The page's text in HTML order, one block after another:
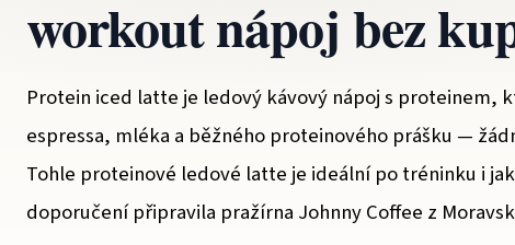
workout nápoj bez
Protein iced latte je ledový kávový nápoj s proteinem,
espressa, mléka a běžného proteinového prášku —
Tohle proteinové ledové latte je ideální po tréninku i
doporučení připravila pražírna Johnny Coffee z